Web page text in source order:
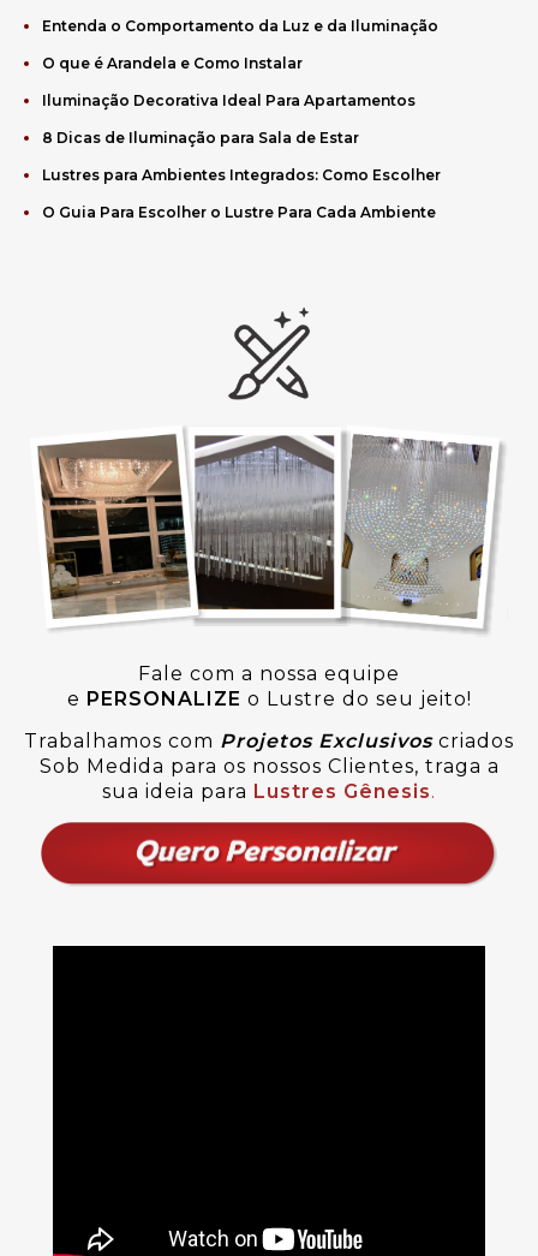
Entenda o Comportamento da Luz e da Iluminação
O que é Arandela e Como Instalar
Iluminação Decorativa Ideal Para Apartamentos
8 Dicas de Iluminação para Sala de Estar
Lustres para Ambientes Integrados: Como Escolher
O Guia Para Escolher o Lustre Para Cada Ambiente
Fale com a nossa equipe
e PERSONALIZE o Lustre do seu jeito!
Trabalhamos com Projetos Exclusivoscriados
Sob Medida para os nossos Clientes, traga a
sua ideia para Lustres Gênesis.